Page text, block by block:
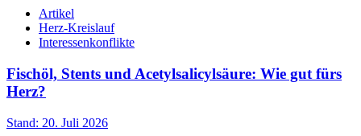
Artikel
Herz-Kreislauf
Interessenkonflikte
Fischöl, Stents und Acetylsalicylsäure: Wie gut fürs
Herz?
Stand: 20. Juli 2026